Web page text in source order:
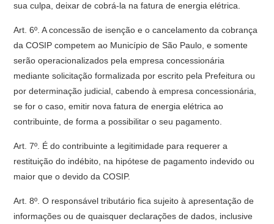
sua culpa, deixar de cobrá-la na fatura de energia elétrica.
Art. 6º. A concessão de isenção e o cancelamento da cobrança
da COSIP competem ao Município de São Paulo, e somente
serão operacionalizados pela empresa concessionária
mediante solicitação formalizada por escrito pela Prefeitura ou
por determinação judicial, cabendo à empresa concessionária,
se for o caso, emitir nova fatura de energia elétrica ao
contribuinte, de forma a possibilitar o seu pagamento.
Art. 7º. É do contribuinte a legitimidade para requerer a
restituição do indébito, na hipótese de pagamento indevido ou
maior que o devido da COSIP.
Art. 8º. O responsável tributário fica sujeito à apresentação de
informações ou de quaisquer declarações de dados, inclusive